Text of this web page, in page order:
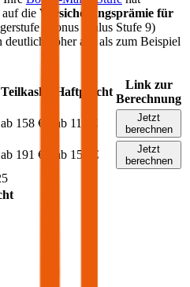
auf die Versicherungsprämie für
(Bonus Malus Stufe 9)
höher aus als zum Beispiel
Teilkasko Haftpflicht
Link zur
Berechnung
ab 158 € ab 118 €
Jetzt
berechnen
ab 191 € ab 151 €
Jetzt
berechnen